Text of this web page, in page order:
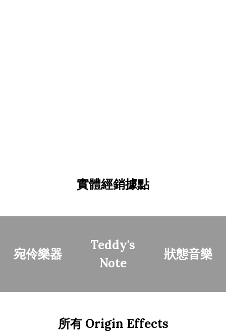
實體經銷據點
宛伶樂器
Teddy's
Note
狀態音樂
所有 Origin Effects